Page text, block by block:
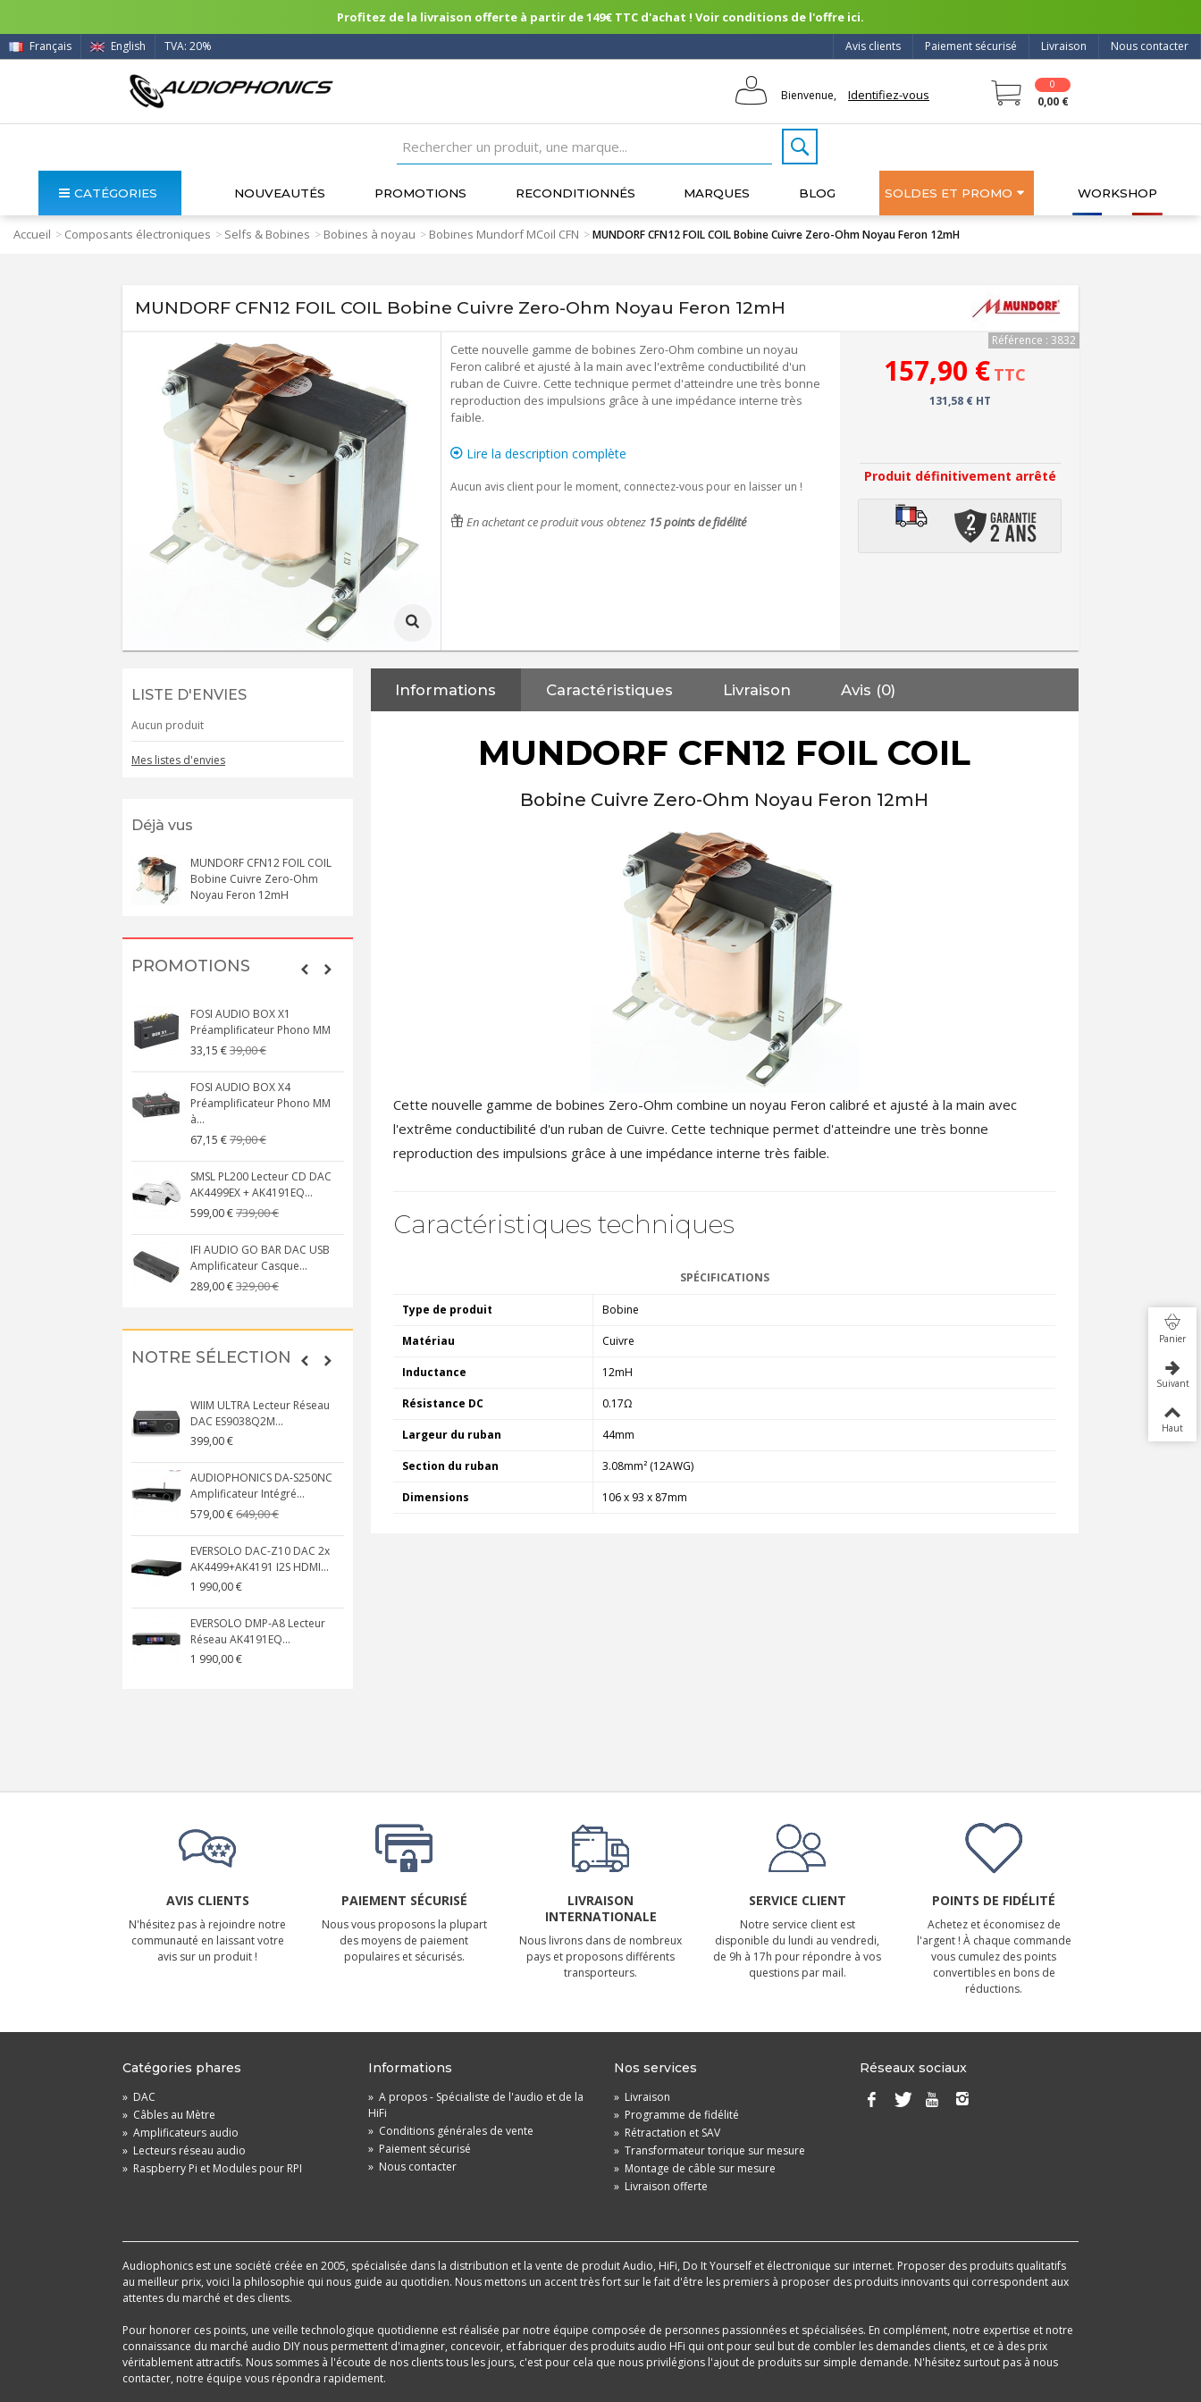
Profitez de la livraison offerte à partir de 149€ TTC d'achat ! Voir conditions de l'offre ici.
Nous contacter
Livraison
Paiement sécurisé
Avis clients
Français English TVA: 20%
Bienvenue, Identifiez-vous
0
0,00 €
CATÉGORIES NOUVEAUTÉS PROMOTIONS RECONDITIONNÉS MARQUES BLOG SOLDES ET PROMO WORKSHOP
Accueil > Composants électroniques > Selfs & Bobines > Bobines à noyau > Bobines Mundorf MCoil CFN >MUNDORF CFN12 FOIL COIL Bobine Cuivre Zero-Ohm Noyau Feron 12mH
MUNDORF CFN12 FOIL COIL Bobine Cuivre Zero-Ohm Noyau Feron 12mH
Cette nouvelle gamme de bobines Zero-Ohm combine un noyau
Feron calibré et ajusté à la main avec l'extrême conductibilité d'un
ruban de Cuivre. Cette technique permet d'atteindre une très bonne
reproduction des impulsions grâce à une impédance interne très
faible.
Lire la description complète
Aucun avis client pour le moment, connectez-vous pour en laisser un !
En achetant ce produit vous obtenez 15points de fidélité
Référence : 3832
157,90 € TTC
131,58 € HT
Produit définitivement arrêté
LISTE D'ENVIES
Aucun produit
Mes listes d'envies
Déjà vus
MUNDORF CFN12 FOIL COIL
Bobine Cuivre Zero-Ohm
Noyau Feron 12mH
PROMOTIONS
FOSI AUDIO BOX X1
Préamplificateur Phono MM
33,15 €39,00 €
FOSI AUDIO BOX X4
Préamplificateur Phono MM
à...
67,15 €79,00 €
SMSL PL200 Lecteur CD DAC
AK4499EX + AK4191EQ...
599,00 €739,00 €
IFI AUDIO GO BAR DAC USB
Amplificateur Casque...
289,00 €329,00 €
MKSX4 Enceinte Subwoofer...
149,00 €179,90 €
AUDIOPHONICS DA-S250NC
FOSI AUDIO CA30
NOTRE SÉLECTION
WIIM ULTRA Lecteur Réseau
DAC ES9038Q2M...
399,00 €
AUDIOPHONICS DA-S250NC
Amplificateur Intégré...
579,00 €649,00 €
EVERSOLO DAC-Z10 DAC 2x
AK4499+AK4191 I2S HDMI...
1 990,00 €
EVERSOLO DMP-A8 Lecteur
Réseau AK4191EQ...
1 990,00 €
AUDIOPHONICS DAW-S250NC
790,00 €
CLOSED NOIRE Casque...
Informations Caractéristiques Livraison Avis (0)
MUNDORF CFN12 FOIL COIL
Bobine Cuivre Zero-Ohm Noyau Feron 12mH
Cette nouvelle gamme de bobines Zero-Ohm combine un noyau Feron calibré et ajusté à la main avec
l'extrême conductibilité d'un ruban de Cuivre. Cette technique permet d'atteindre une très bonne
reproduction des impulsions grâce à une impédance interne très faible.
Caractéristiques techniques
SPÉCIFICATIONS
Type de produit Bobine
Matériau Cuivre
Inductance 12mH
Résistance DC 0.17Ω
Largeur du ruban 44mm
Section du ruban 3.08mm² (12AWG)
Dimensions 106 x 93 x 87mm
AVIS CLIENTS
N'hésitez pas à rejoindre notre
communauté en laissant votre
avis sur un produit !
PAIEMENT SÉCURISÉ
Nous vous proposons la plupart
des moyens de paiement
populaires et sécurisés.
LIVRAISON
INTERNATIONALE
Nous livrons dans de nombreux
pays et proposons différents
transporteurs.
SERVICE CLIENT
Notre service client est
disponible du lundi au vendredi,
de 9h à 17h pour répondre à vos
questions par mail.
POINTS DE FIDÉLITÉ
Achetez et économisez de
l'argent ! À chaque commande
vous cumulez des points
convertibles en bons de
réductions.
Catégories phares
» DAC
» Câbles au Mètre
» Amplificateurs audio
» Lecteurs réseau audio
» Raspberry Pi et Modules pour RPI
Informations
» A propos - Spécialiste de l'audio et de la
HiFi
» Conditions générales de vente
» Paiement sécurisé
» Nous contacter
Nos services
» Livraison
» Programme de fidélité
» Rétractation et SAV
» Transformateur torique sur mesure
» Montage de câble sur mesure
» Livraison offerte
Réseaux sociaux
Audiophonics est une société créée en 2005, spécialisée dans la distribution et la vente de produit Audio, HiFi, Do It Yourself et électronique sur internet. Proposer des produits qualitatifs
au meilleur prix, voici la philosophie qui nous guide au quotidien. Nous mettons un accent très fort sur le fait d'être les premiers à proposer des produits innovants qui correspondent aux
attentes du marché et des clients.
Pour honorer ces points, une veille technologique quotidienne est réalisée par notre équipe composée de personnes passionnées et spécialisées. En complément, notre expertise et notre
connaissance du marché audio DIY nous permettent d'imaginer, concevoir, et fabriquer des produits audio HFi qui ont pour seul but de combler les demandes clients, et ce à des prix
véritablement attractifs. Nous sommes à l'écoute de nos clients tous les jours, c'est pour cela que nous privilégions l'ajout de produits sur simple demande. N'hésitez surtout pas à nous
contacter, notre équipe vous répondra rapidement.
Panier
Suivant
Haut